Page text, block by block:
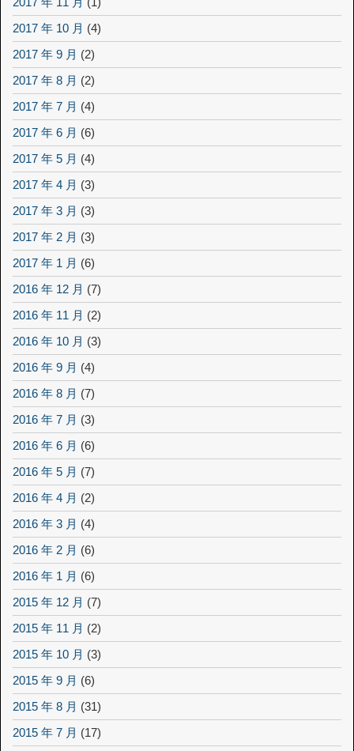
2017 年 10 月 (4)
2017 年 9 月 (2)
2017 年 8 月 (2)
2017 年 7 月 (4)
2017 年 6 月 (6)
2017 年 5 月 (4)
2017 年 4 月 (3)
2017 年 3 月 (3)
2017 年 2 月 (3)
2017 年 1 月 (6)
2016 年 12 月 (7)
2016 年 11 月 (2)
2016 年 10 月 (3)
2016 年 9 月 (4)
2016 年 8 月 (7)
2016 年 7 月 (3)
2016 年 6 月 (6)
2016 年 5 月 (7)
2016 年 4 月 (2)
2016 年 3 月 (4)
2016 年 2 月 (6)
2016 年 1 月 (6)
2015 年 12 月 (7)
2015 年 11 月 (2)
2015 年 10 月 (3)
2015 年 9 月 (6)
2015 年 8 月 (31)
2015 年 7 月 (17)